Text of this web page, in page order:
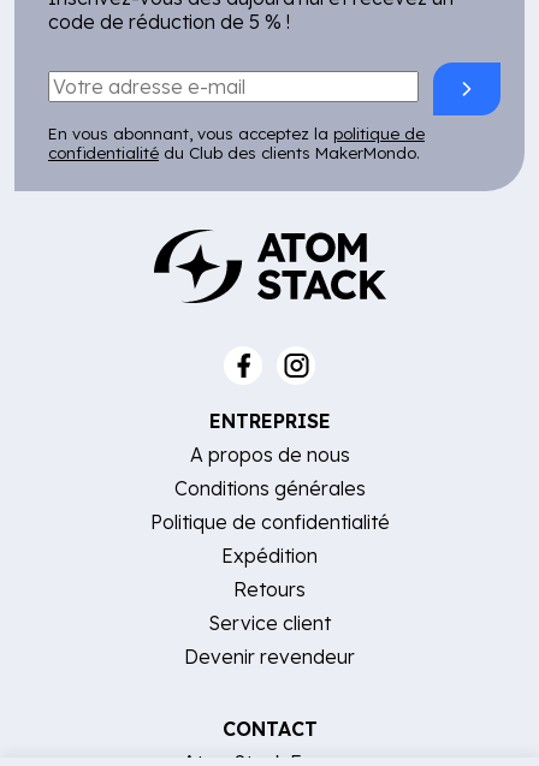
code de réduction de 5 % !
En vous abonnant, vous acceptez la politique de
confidentialité du Club des clients MakerMondo.
ENTREPRISE
A propos de nous
Conditions générales
Politique de confidentialité
Expédition
Retours
Service client
Devenir revendeur
CONTACT